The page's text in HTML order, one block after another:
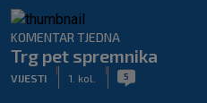
KOMENTAR TJEDNA
Trg pet spremnika
VIJESTI 1. kol. 5